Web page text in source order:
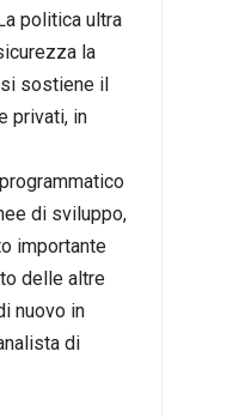
politica ultra
la
si sostiene il
privati, in
di sviluppo,
importante
delle altre
nuovo in
di